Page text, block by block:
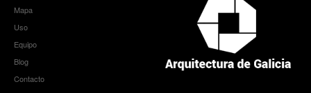
Mapa
Uso
Equipo
Blog
Contacto